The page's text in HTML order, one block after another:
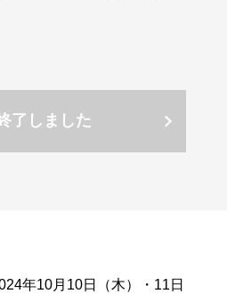
了しました
年10月10日（木）・11日